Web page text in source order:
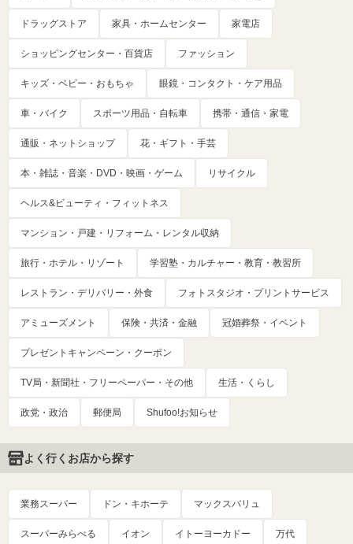
ドラッグストア 家具・ホームセンター 家電店
ショッピングセンター・百貨店 ファッション
キッズ・ベビー・おもちゃ 眼鏡・コンタクト・ケア用品
車・バイク スポーツ用品・自転車 携帯・通信・家電
通販・ネットショップ 花・ギフト・手芸
本・雑誌・音楽・DVD・映画・ゲーム リサイクル
ヘルス&ビューティ・フィットネス
マンション・戸建・リフォーム・レンタル収納
旅行・ホテル・リゾート 学習塾・カルチャー・教育・教習所
レストラン・デリバリー・外食 フォトスタジオ・プリントサービス
アミューズメント 保険・共済・金融 冠婚葬祭・イベント
プレゼントキャンペーン・クーポン
TV局・新聞社・フリーペーパー・その他 生活・くらし
政党・政治 郵便局 Shufoo!お知らせ
よく行くお店から探す
業務スーパー ドン・キホーテ マックスバリュ
スーパーみらべる イオン イトーヨーカドー 万代